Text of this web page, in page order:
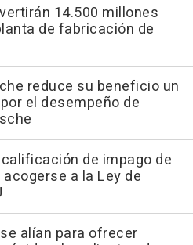
14.500 millones
de fabricación de
reduce su beneficio un
el desempeño de
de impago de
a la Ley de
alían para ofrecer